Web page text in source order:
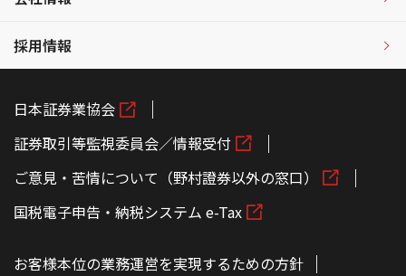
採用情報
日本証券業協会
証券取引等監視委員会／情報受付
ご意見・苦情について（野村證券以外の窓口）
国税電子申告・納税システム e-Tax
お客様本位の業務運営を実現するための方針